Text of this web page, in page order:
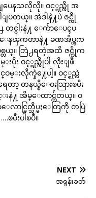
ေနသလိုလို။ ဝင့္ရည္ကို အ
ပတယ္။ အဲဒါနဲ႔ပဲ ဇင္ကို
င္ပါးနဲ႔ ေက်ာေပၚပ
ေနၾကတာနဲ႔ ခဏအိပ္ၾက
တယ္။ ဘြဲ႕ရတဲ့အထိ ဇင္ကိုက
း ဝင့္ရည္ကိုပါ လိုးျဖဳ
လိုက္နဲ႔ေပါ့။ ဝင့္ရည္လဲ
ာ့ တနယ္စီေဝးသြားၿပီး
နဲ႔ အိမ္ေထာင္က်တယ္။ ဝ
ာင္မြတ္သိပ္မႈေတြကို တပြဲ
းပါၿပီ။
NEXT
အရုန်းခတ်